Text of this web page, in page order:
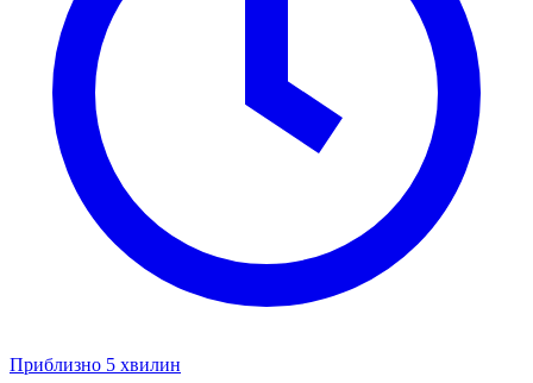
Приблизно 5 хвилин